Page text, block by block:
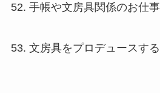
52. 手帳や文房具関係のお仕
53. 文房具をプロデュースする